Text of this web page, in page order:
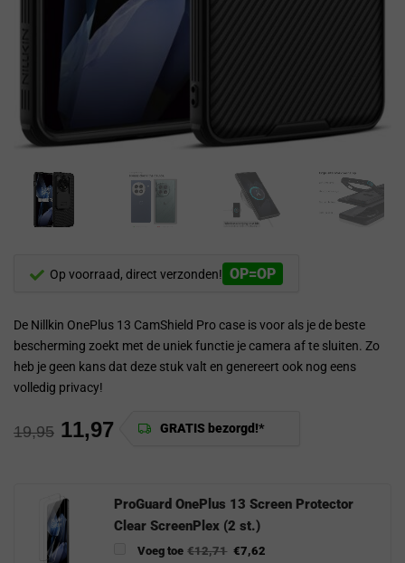
Op voorraad, direct verzonden! OP=OP
De Nillkin OnePlus 13 CamShield Pro case is voor als je de beste
bescherming zoekt met de uniek functie je camera af te sluiten. Zo
heb je geen kans dat deze stuk valt en genereert ook nog eens
volledig privacy!
GRATIS bezorgd!*
19,95 11,97
ProGuard OnePlus 13 Screen Protector
Clear ScreenPlex (2 st.)
Voeg toe €12,71 €7,62